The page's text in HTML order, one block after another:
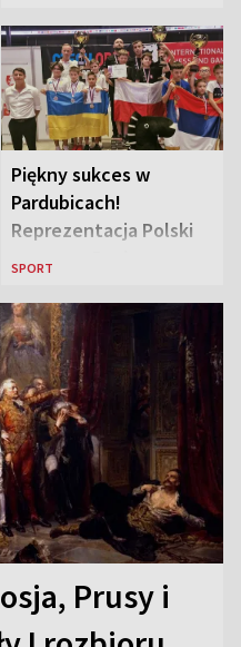
Piękny sukces w
Pardubicach!
Reprezentacja Polski
wygrywa Drużynowe
szachach do lat 12
SPORT
Prusy i